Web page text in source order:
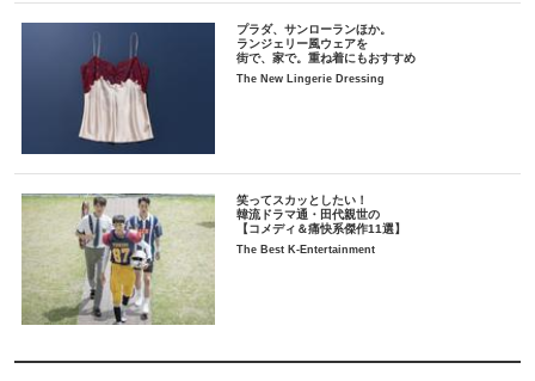
プラダ、サンローランほか。
ランジェリー風ウェアを
街で、家で。重ね着にもおすすめ
The New Lingerie Dressing
笑ってスカッとしたい！
韓流ドラマ通・田代親世の
【コメディ＆痛快系傑作11選】
The Best K-Entertainment